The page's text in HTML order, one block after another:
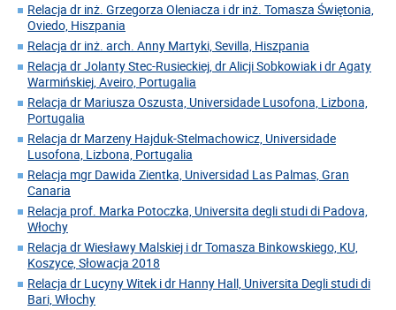
Relacja dr inż. Grzegorza Oleniacza i dr inż. Tomasza Świętonia,
Oviedo, Hiszpania
Relacja dr inż. arch. Anny Martyki, Sevilla, Hiszpania
Relacja dr Jolanty Stec-Rusieckiej, dr Alicji Sobkowiak i dr Agaty
Warmińskiej, Aveiro, Portugalia
Relacja dr Mariusza Oszusta, Universidade Lusofona, Lizbona,
Portugalia
Relacja dr Marzeny Hajduk-Stelmachowicz, Universidade
Lusofona, Lizbona, Portugalia
Relacja mgr Dawida Zientka, Universidad Las Palmas, Gran
Canaria
Relacja prof. Marka Potoczka, Universita degli studi di Padova,
Włochy
Relacja dr Wiesławy Malskiej i dr Tomasza Binkowskiego, KU,
Koszyce, Słowacja 2018
Relacja dr Lucyny Witek i dr Hanny Hall, Universita Degli studi di
Bari, Włochy